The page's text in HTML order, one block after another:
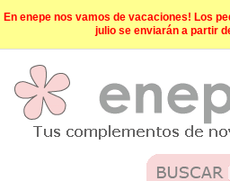
En enepe nos vamos de vacaciones! Los
julio se enviarán a partir